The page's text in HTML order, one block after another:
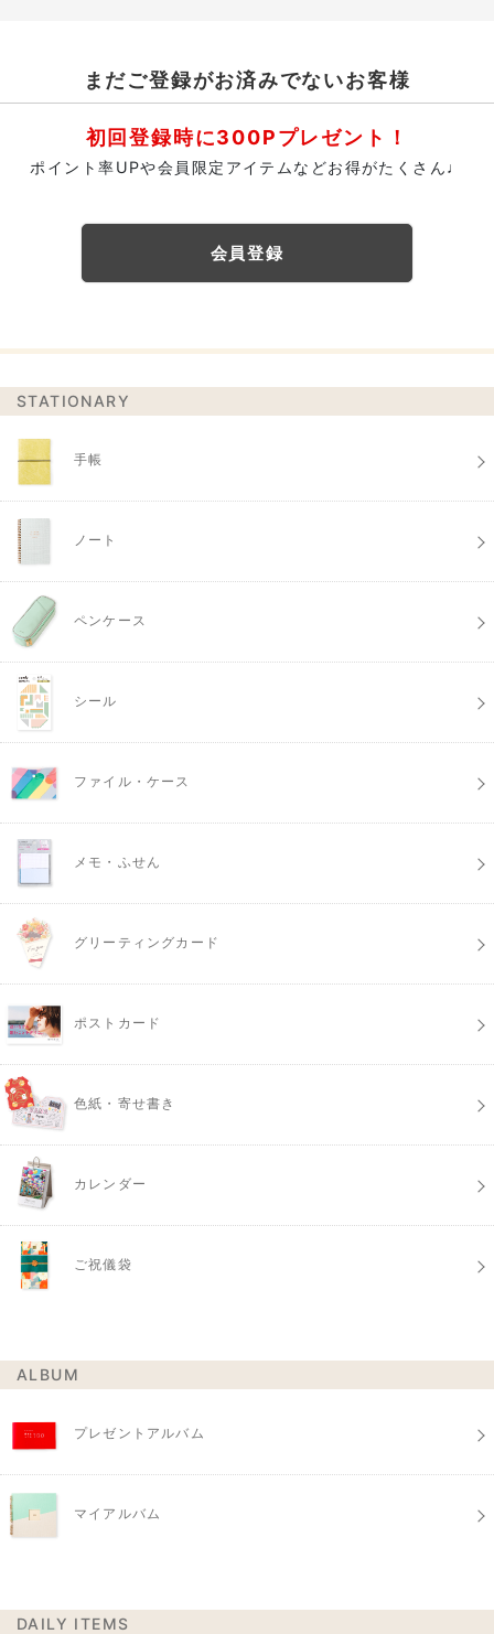
まだご登録がお済みでないお客様
初回登録時に300Pプレゼント！
ポイント率UPや会員限定アイテムなどお得がたくさん♩
会員登録
STATIONARY
手帳
ノート
ペンケース
シール
ファイル・ケース
メモ・ふせん
グリーティングカード
ポストカード
色紙・寄せ書き
カレンダー
ご祝儀袋
ALBUM
プレゼントアルバム
マイアルバム
DAILY ITEMS